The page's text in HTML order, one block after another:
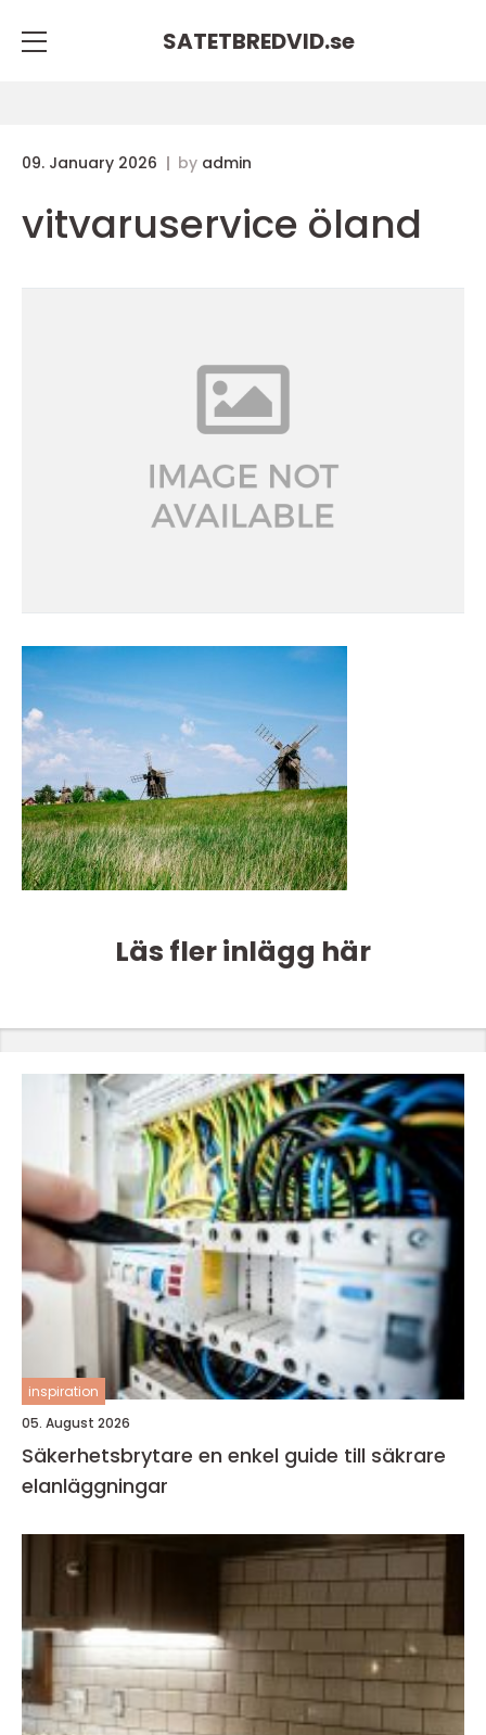
SATETBREDVID.se
09. January 2026 by admin
vitvaruservice öland
Läs fler inlägg här
inspiration
05. August 2026
Säkerhetsbrytare en enkel guide till säkrare
elanläggningar